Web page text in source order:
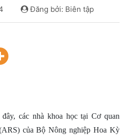
Đăng bởi: Biên tập
các nhà khoa học tại Cơ quan
của Bộ Nông nghiệp Hoa Kỳ